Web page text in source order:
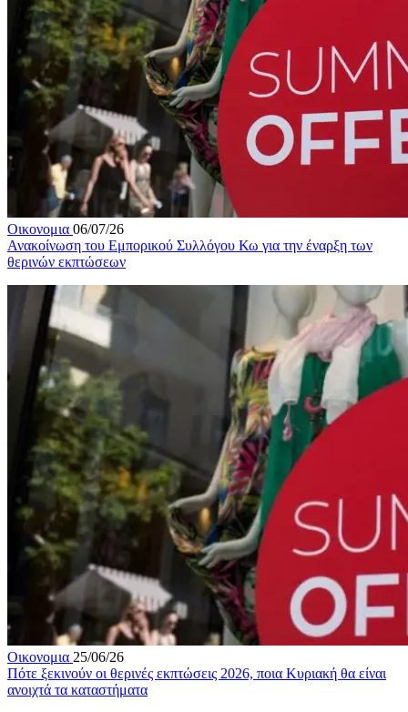
Οικονομια 06/07/26
Ανακοίνωση του Εμπορικού Συλλόγου Κω για την έναρξη των
θερινών εκπτώσεων
Οικονομια 25/06/26
Πότε ξεκινούν οι θερινές εκπτώσεις 2026, ποια Κυριακή θα είναι
ανοιχτά τα καταστήματα